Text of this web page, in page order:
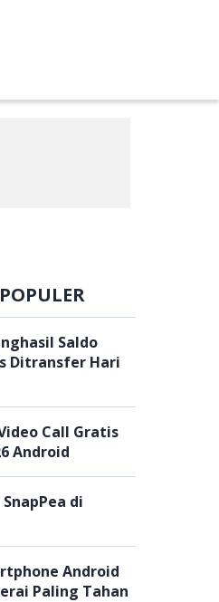
Saldo
Ditransfer Hari
Call Gratis
Android
di
Android
Paling Tahan